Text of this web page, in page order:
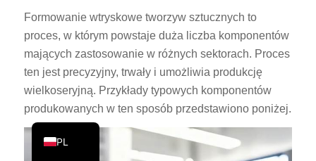
Formowanie wtryskowe tworzyw sztucznych to
proces, w którym powstaje duża liczba komponentów
mających zastosowanie w różnych sektorach. Proces
ten jest precyzyjny, trwały i umożliwia produkcję
wielkoseryjną. Przykłady typowych komponentów
produkowanych w ten sposób przedstawiono poniżej.
PL
IT
FR
DE